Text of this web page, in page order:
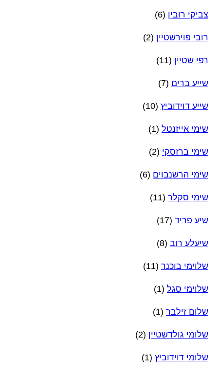
צביקי רובין (6)
רובי פוירשטיין (2)
רפי שטיין (11)
שייע ברים (7)
שייע דוידוביץ (10)
שימי אייזנטל (1)
שימי ברזסקי (2)
שימי הרשנבוים (6)
שימי סקלר (11)
שיע פריד (17)
שיעלע רוב (8)
שלוימי בוכנר (11)
שלוימי סגל (1)
שלום זילבר (1)
שלומי גולדשטיין (2)
שלומי דוידוביץ (1)